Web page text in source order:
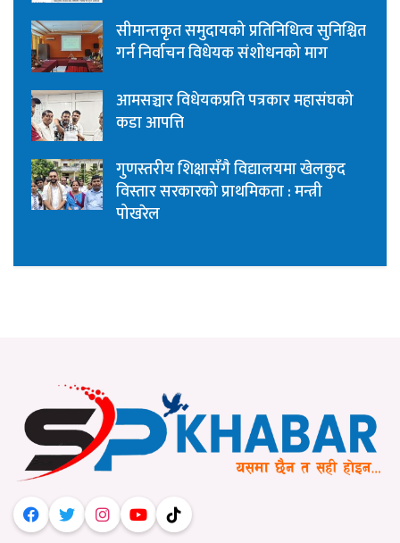
सीमान्तकृत समुदायको प्रतिनिधित्व सुनिश्चित
गर्न निर्वाचन विधेयक संशोधनको माग
आमसञ्चार विधेयकप्रति पत्रकार महासंघको
कडा आपत्ति
गुणस्तरीय शिक्षासँगै विद्यालयमा खेलकुद
विस्तार सरकारको प्राथमिकता : मन्त्री
पोखरेल